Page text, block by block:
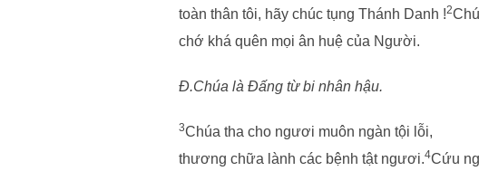
toàn thân tôi, hãy chúc tụng Thánh Danh !2
chớ khá quên mọi ân huệ của Người.
Đ.Chúa là Đấng từ bi nhân hậu.
3Chúa tha cho ngươi muôn ngàn tội lỗi,
thương chữa lành các bệnh tật ngươi.4Cứu